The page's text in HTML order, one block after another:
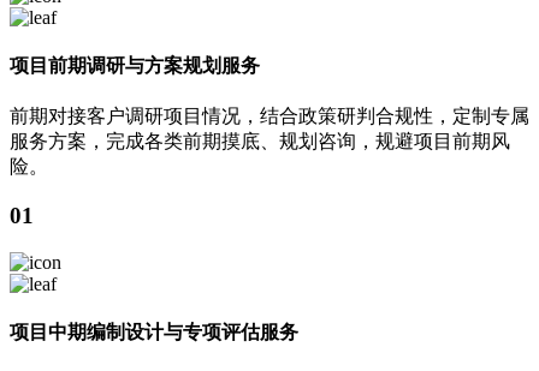
项目前期调研与方案规划服务
前期对接客户调研项目情况，结合政策研判合规性，定制专属
服务方案，完成各类前期摸底、规划咨询，规避项目前期风
险。
01
项目中期编制设计与专项评估服务